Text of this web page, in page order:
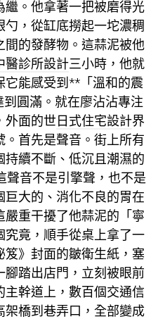
。他拿著一把被磨得光
，從缸底撈起一坨濃稠
間的發酵物。這蒜泥被他
醫診所設計三小時，他就
它能感受到**「溫和的震
圓滿。就在廖沾沾專注
外面的世日式住宅設計界
。首先是聲音。街上所有
續不斷、低沉且潮濕的
音不是引擎聲，也不是
大的、消化不良的胃在
重干擾了他蒜泥的「寧
竟，順手從桌上拿了一
笈》封面的皺衛生紙，塞
踏出店門，立刻被眼前
幹道上，數百個交通信
橋到巷弄口，全部變成